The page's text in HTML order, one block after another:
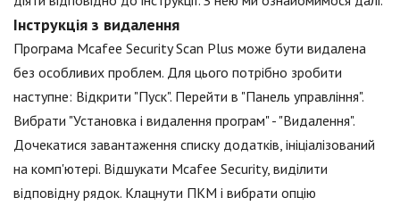
Інструкція з видалення
Програма Mcafee Security Scan Plus може бути видалена
без особливих проблем. Для цього потрібно зробити
наступне: Відкрити "Пуск". Перейти в "Панель управління".
Вибрати "Установка і видалення програм" - "Видалення".
Дочекатися завантаження списку додатків, ініціалізований
на комп'ютері. Відшукати Mcafee Security, виділити
відповідну рядок. Клацнути ПКМ і вибрати опцію